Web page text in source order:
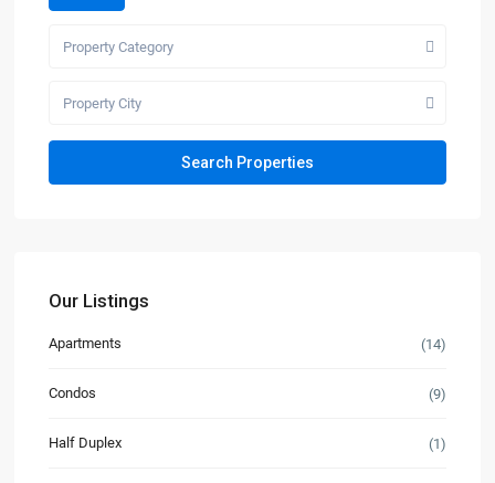
Property Category
Property City
Our Listings
Apartments (14)
Condos (9)
Half Duplex (1)